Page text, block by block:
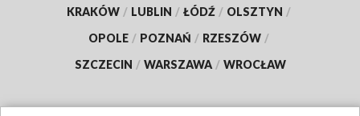
KRAKÓW / LUBLIN / ŁÓDŹ / OLSZTYN /
OPOLE / POZNAŃ / RZESZÓW /
SZCZECIN / WARSZAWA / WROCŁAW